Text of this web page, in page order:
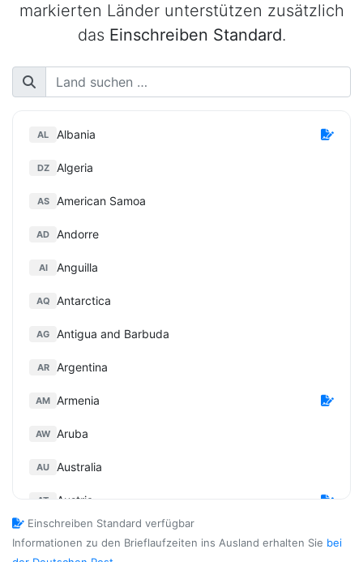
markierten Länder unterstützen zusätzlich
das Einschreiben Standard.
AL Albania
DZ Algeria
AS American Samoa
AD Andorre
AI Anguilla
AQ Antarctica
AG Antigua and Barbuda
AR Argentina
AM Armenia
AW Aruba
AU Australia
AT Austria
Einschreiben Standard verfügbar
Informationen zu den Brieflaufzeiten ins Ausland erhalten Sie bei